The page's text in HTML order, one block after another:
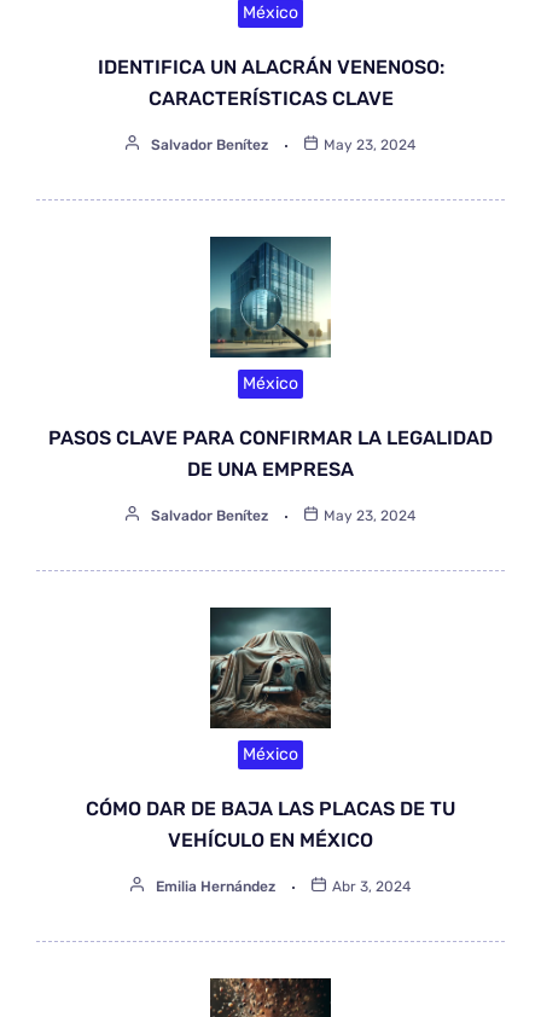
México
IDENTIFICA UN ALACRÁN VENENOSO:
CARACTERÍSTICAS CLAVE
Salvador Benítez May 23, 2024
México
PASOS CLAVE PARA CONFIRMAR LA LEGALIDAD
DE UNA EMPRESA
Salvador Benítez May 23, 2024
México
CÓMO DAR DE BAJA LAS PLACAS DE TU
VEHÍCULO EN MÉXICO
Emilia Hernández Abr 3, 2024